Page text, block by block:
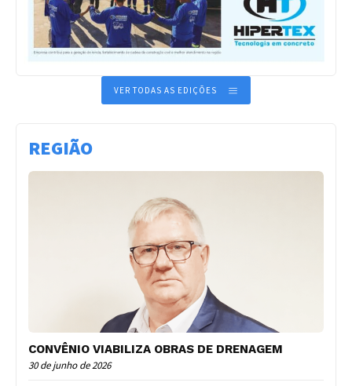
VER TODAS AS EDIÇÕES
REGIÃO
CONVÊNIO VIABILIZA OBRAS DE DRENAGEM
30 de junho de 2026